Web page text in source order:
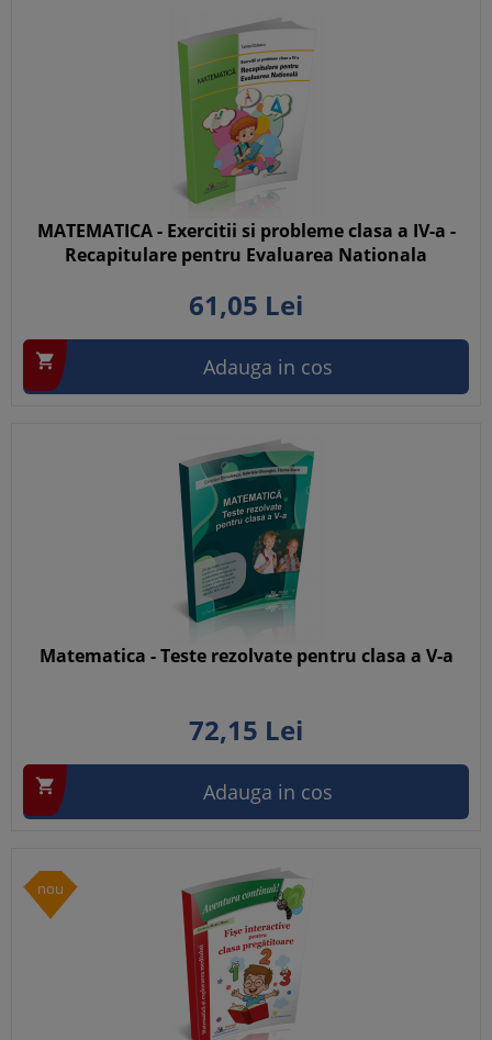
MATEMATICA - Exercitii si probleme clasa a IV-a -
Recapitulare pentru Evaluarea Nationala
61,05 Lei
 Adauga in cos
Matematica - Teste rezolvate pentru clasa a V-a
72,15 Lei
 Adauga in cos
nou